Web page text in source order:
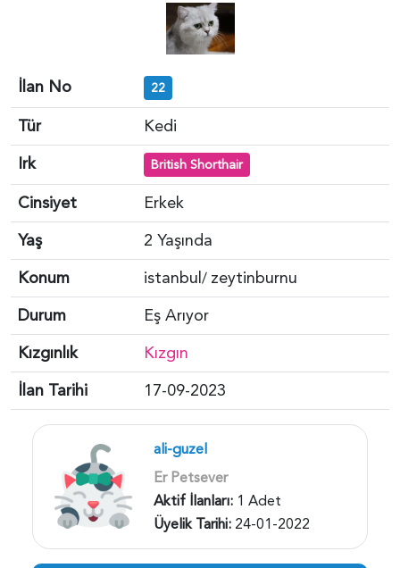
İlan No 22
Tür
Kedi
Irk
British Shorthair
Cinsiyet
Erkek
Yaş
2 Yaşında
Konum
istanbul/ zeytinburnu
Durum
Eş Arıyor
Kızgınlık
Kızgın
İlan Tarihi
17-09-2023
ali-guzel
Er Petsever
Aktif İlanları: 1 Adet
Üyelik Tarihi: 24-01-2022